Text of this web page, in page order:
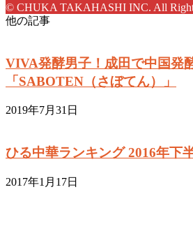
© CHUKA TAKAHASHI INC. All
他の記事
VIVA発酵男子！成田で中国発
「SABOTEN（さぼてん）」
2019年7月31日
ひる中華ランキング 2016年下
2017年1月17日